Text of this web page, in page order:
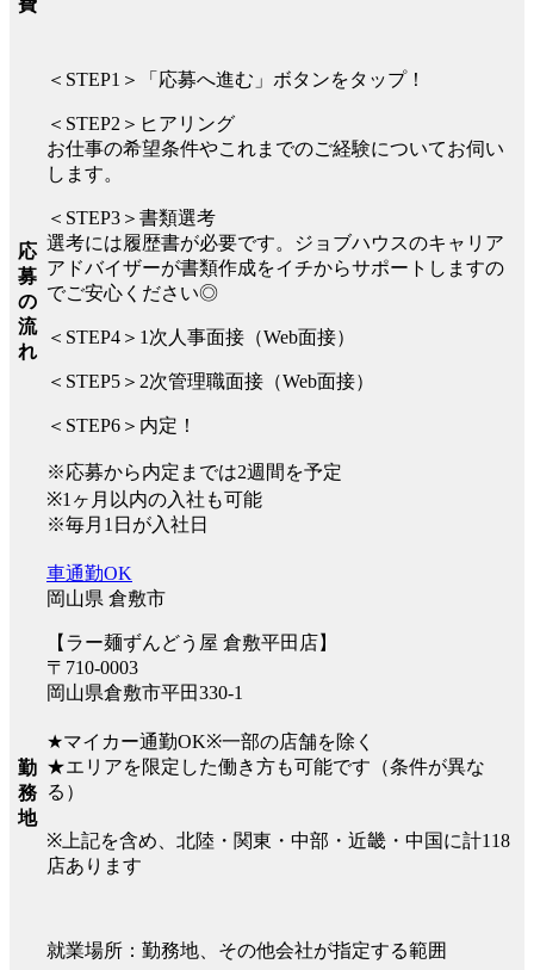
費
応
募
の
流
れ
＜STEP1＞「応募へ進む」ボタンをタップ！
＜STEP2＞ヒアリング
お仕事の希望条件やこれまでのご経験についてお伺い
します。
＜STEP3＞書類選考
選考には履歴書が必要です。ジョブハウスのキャリア
アドバイザーが書類作成をイチからサポートしますの
でご安心ください◎
＜STEP4＞1次人事面接（Web面接）
＜STEP5＞2次管理職面接（Web面接）
＜STEP6＞内定！
※応募から内定までは2週間を予定
※1ヶ月以内の入社も可能
※毎月1日が入社日
勤
務
地
車通勤OK
岡山県 倉敷市
【ラー麺ずんどう屋 倉敷平田店】
〒710-0003
岡山県倉敷市平田330-1
★マイカー通勤OK※一部の店舗を除く
★エリアを限定した働き方も可能です（条件が異な
る）
※上記を含め、北陸・関東・中部・近畿・中国に計118
店あります
就業場所：勤務地、その他会社が指定する範囲